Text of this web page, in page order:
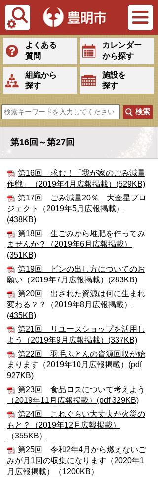
Tiếng Việt
よくある
質問
カレンダー
から探す
組織から
探す
施設を
探す
第16回～第27回
第16回 求む！「我が家のごみ減量
作戦」（2019年4月広報掲載）(529KB)
第17回 ごみ減量20％ 大金星プロ
ジェクト（2019年5月広報掲載）
(438KB)
第18回 生ごみから堆肥を作ってみ
ませんか？（2019年6月広報掲載）
(351KB)
第19回 ビンの出し方についてのお
願い（2019年7月広報掲載）(283KB)
第20回 出された資源は何に生まれ
変わる？？（2019年8月広報掲載）
(435KB)
第21回 リユースショップを活用し
よう（2019年9月広報掲載）(337KB)
第22回 羽毛ふとんの資源回収が始
まります（2019年10月広報掲載）(pdf
927KB)
第23回 食品ロスについて考えよう
（2019年11月広報掲載）(pdf 329KB)
第24回 これぐらい大丈夫が火災の
もと？（2019年12月広報掲載）
（355KB）
第25回 令和2年4月から燃えないご
みが月1回の収集になります（2020年1
月広報掲載）（1200KB）